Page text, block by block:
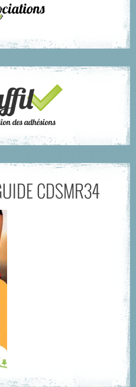
CDSMR34